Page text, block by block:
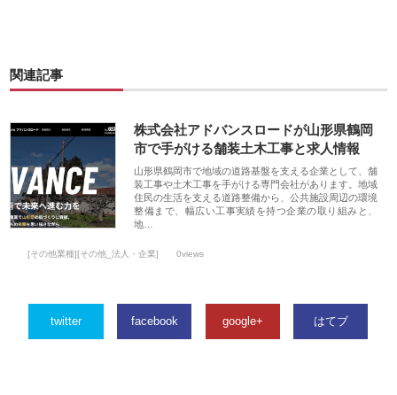
関連記事
株式会社アドバンスロードが山形県鶴岡
市で手がける舗装土木工事と求人情報
山形県鶴岡市で地域の道路基盤を支える企業として、舗
装工事や土木工事を手がける専門会社があります。地域
住民の生活を支える道路整備から、公共施設周辺の環境
整備まで、幅広い工事実績を持つ企業の取り組みと、
地…
[その他業種][その他_法人・企業] 0views
twitter facebook google+ はてブ